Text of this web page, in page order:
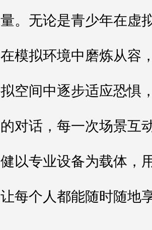
量。无论是青少年在虚
在模拟环境中磨炼从容
拟空间中逐步适应恐惧
的对话，每一次场景互
健以专业设备为载体，
让每个人都能随时随地